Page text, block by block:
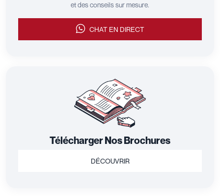
et des conseils sur mesure.
CHAT EN DIRECT
Télécharger Nos Brochures
DÉCOUVRIR